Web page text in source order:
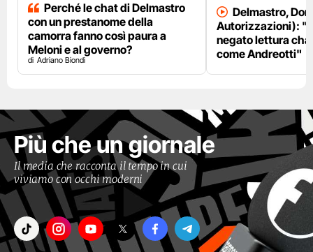
Perché le chat di Delmastro
con un prestanome della
camorra fanno così paura a
Meloni e al governo?
Adriano Biondi
Delmastro,
Autorizzazioni):
negato lettura
come Andreotti"
Più che un giornale
Il media che racconta il tempo in cui
viviamo con occhi moderni